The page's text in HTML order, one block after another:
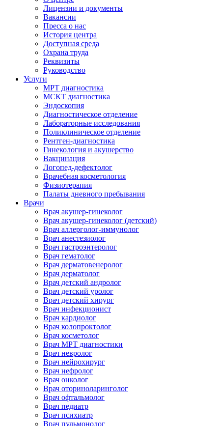
Лицензии и документы
Вакансии
Пресса о нас
История центра
Доступная среда
Охрана труда
Реквизиты
Руководство
Услуги
МРТ диагностика
МСКТ диагностика
Эндоскопия
Диагностическое отделение
Лабораторные исследования
Поликлиническое отделение
Рентген-диагностика
Гинекология и акушерство
Вакцинация
Логопед-дефектолог
Врачебная косметология
Физиотерапия
Палаты дневного пребывания
Врачи
Врач акушер-гинеколог
Врач акушер-гинеколог (детский)
Врач аллерголог-иммунолог
Врач анестезиолог
Врач гастроэнтеролог
Врач гематолог
Врач дерматовенеролог
Врач дерматолог
Врач детский андролог
Врач детский уролог
Врач детский хирург
Врач инфекционист
Врач кардиолог
Врач колопроктолог
Врач косметолог
Врач МРТ диагностики
Врач невролог
Врач нейрохирург
Врач нефролог
Врач онколог
Врач оториноларинголог
Врач офтальмолог
Врач педиатр
Врач психиатр
Врач пульмонолог